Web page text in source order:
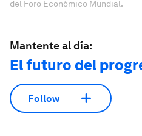
del Foro Económico Mundial.
Mantente al día:
El futuro del
Follow